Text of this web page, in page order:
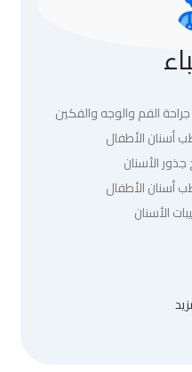
الفم والوجه والفكين
أسنان الأطفال
الأسنان
أسنان الأطفال
الأسنان